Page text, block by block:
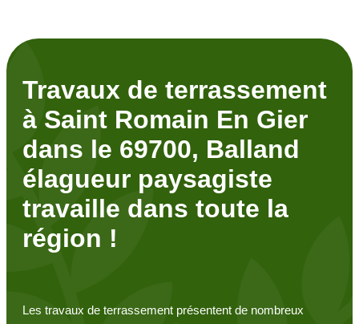
Travaux de terrassement
à Saint Romain En Gier
dans le 69700, Balland
élagueur paysagiste
travaille dans toute la
région !
Les travaux de terrassement présentent de nombreux